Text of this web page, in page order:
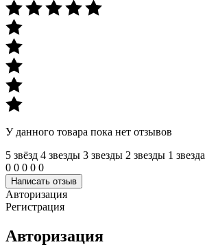
У данного товара пока нет отзывов
5 звёзд 4 звeзды 3 звeзды 2 звeзды 1 звeзда
0 0 0 0 0
Написать отзыв
Авторизация
Регистрация
Авторизация